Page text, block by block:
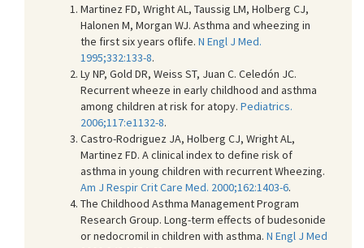
Martinez FD, Wright AL, Taussig LM, Holberg CJ,
Halonen M, Morgan WJ. Asthma and wheezing in
the first six years oflife. N Engl J Med.
1995;332:133-8.
Ly NP, Gold DR, Weiss ST, Juan C. Celedón JC.
Recurrent wheeze in early childhood and asthma
among children at risk for atopy. Pediatrics.
2006;117:e1132-8.
Castro-Rodriguez JA, Holberg CJ, Wright AL,
Martinez FD. A clinical index to define risk of
asthma in young children with recurrent Wheezing.
Am J Respir Crit Care Med. 2000;162:1403-6.
The Childhood Asthma Management Program
Research Group. Long-term effects of budesonide
or nedocromil in children with asthma. N Engl J Med